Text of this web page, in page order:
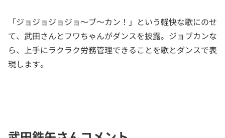
「ジョジョジョジョ～ブ～カン！」という軽快な歌にのせ
て、武田さんとフワちゃんがダンスを披露。ジョブカンな
ら、上手にラクラク労務管理できることを歌とダンスで表
現します。